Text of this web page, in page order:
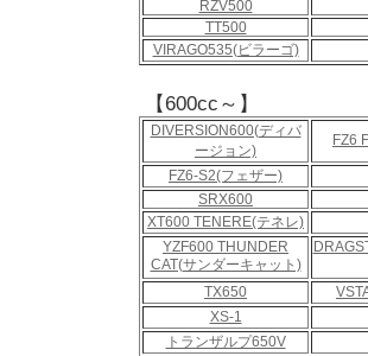
RZV500
TT500
VIRAGO535(ビラーゴ)
【600cc～】
DIVERSION600(ディバ
ージョン)
FZ6
FZ6-S2(フェザー)
SRX600
XT600 TENERE(テネレ)
YZF600 THUNDER
CAT(サンダーキャット)
TX650
XS-1
トランザルプ650V